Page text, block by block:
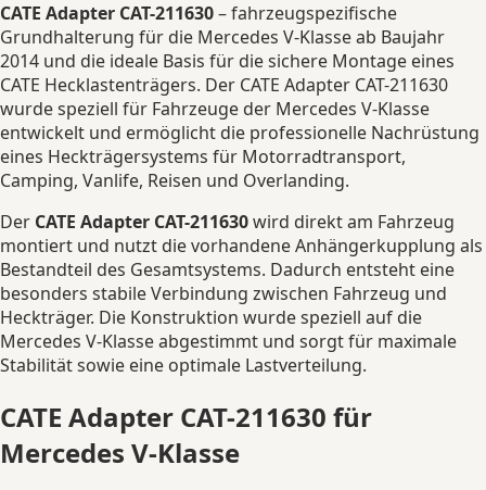
CATE Adapter CAT-211630– fahrzeugspezifische
Grundhalterung für die Mercedes V-Klasse ab Baujahr
2014 und die ideale Basis für die sichere Montage eines
CATE Hecklastenträgers. Der CATE Adapter CAT-211630
wurde speziell für Fahrzeuge der Mercedes V-Klasse
entwickelt und ermöglicht die professionelle Nachrüstung
eines Heckträgersystems für Motorradtransport,
Camping, Vanlife, Reisen und Overlanding.
Der CATE Adapter CAT-211630wird direkt am Fahrzeug
montiert und nutzt die vorhandene Anhängerkupplung als
Bestandteil des Gesamtsystems. Dadurch entsteht eine
besonders stabile Verbindung zwischen Fahrzeug und
Heckträger. Die Konstruktion wurde speziell auf die
Mercedes V-Klasse abgestimmt und sorgt für maximale
Stabilität sowie eine optimale Lastverteilung.
CATE Adapter CAT-211630 für
Mercedes V-Klasse